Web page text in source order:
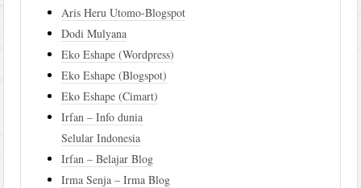
Aris Heru Utomo-Blogspot
Dodi Mulyana
Eko Eshape (Wordpress)
Eko Eshape (Blogspot)
Eko Eshape (Cimart)
Irfan – Info dunia
Selular Indonesia
Irfan – Belajar Blog
Irma Senja – Irma Blog